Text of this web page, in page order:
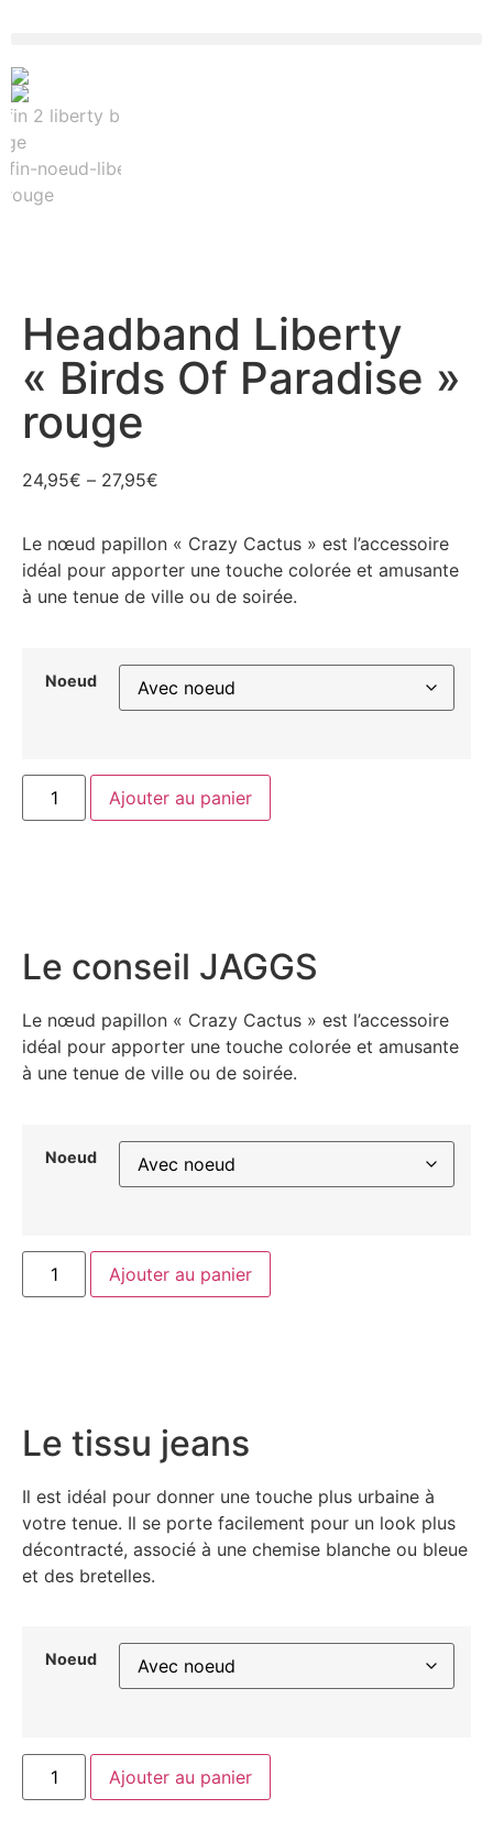
Headband Liberty
« Birds Of Paradise »
rouge
24,95€ – 27,95€
Le nœud papillon « Crazy Cactus » est l’accessoire
idéal pour apporter une touche colorée et amusante
à une tenue de ville ou de soirée.
Noeud
Ajouter au panier
Le conseil JAGGS
Le nœud papillon « Crazy Cactus » est l’accessoire
idéal pour apporter une touche colorée et amusante
à une tenue de ville ou de soirée.
Noeud
Ajouter au panier
Le tissu jeans
Il est idéal pour donner une touche plus urbaine à
votre tenue. Il se porte facilement pour un look plus
décontracté, associé à une chemise blanche ou bleue
et des bretelles.
Noeud
Ajouter au panier